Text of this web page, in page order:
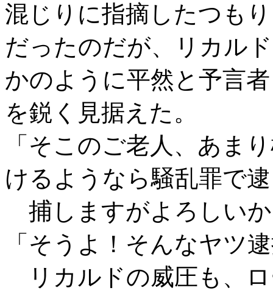
混じりに指摘したつもり
だったのだが、リカル
かのように平然と予言者
を鋭く見据えた。
「そこのご老人、あま
けるようなら騒乱罪で逮
捕しますがよろしい
「そうよ！そんなヤツ
リカルドの威圧も、